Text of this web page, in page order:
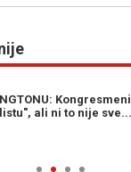
Kongresmeni
ni to nije sve...